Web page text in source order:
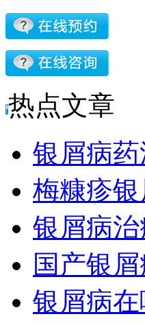
热点文章
银屑病
梅糠疹
银屑病
国产银
银屑病